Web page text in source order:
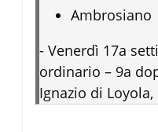
Ambrosiano
- Venerdì 17a
ordinario – 9a
Ignazio di